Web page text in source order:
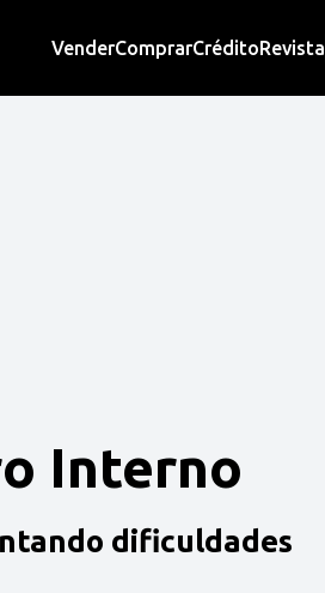
VenderComprarCréditoRevista
Interno
dificuldades